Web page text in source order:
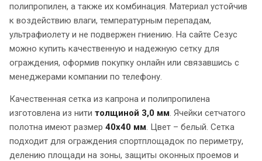
полипропилен, а также их комбинация. Материал устойчив
к воздействию влаги, температурным перепадам,
ультрафиолету и не подвержен гниению. На сайте Сезус
можно купить качественную и надежную сетку для
ограждения, оформив покупку онлайн или связавшись с
менеджерами компании по телефону.
Качественная сетка из капрона и полипропилена
изготовлена из нити толщиной 3,0 мм. Ячейки сетчатого
полотна имеют размер 40х40 мм. Цвет – белый. Сетка
подходит для ограждения спортплощадок по периметру,
делению площади на зоны, защиты оконных проемов и